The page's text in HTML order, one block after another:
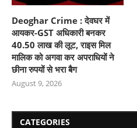
Deoghar Crime : देवघर में
आयकर-GST अधिकारी बनकर
40.50 लाख की लूट, राइस मिल
मालिक को अगवा कर अपराधियों ने
छीना रुपयों से भरा बैग
August 9, 2026
CATEGORIES